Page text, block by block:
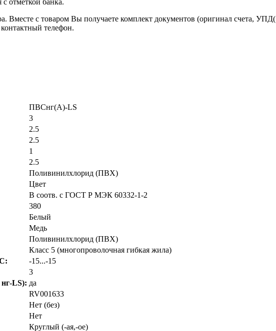
Вместе с товаром Вы получаете комплект документов (оригинал счета,
телефон.
ПВСнг(А)-LS
3
2.5
2.5
1
2.5
Поливинилхлорид (ПВХ)
Цвет
В соотв. с ГОСТ Р МЭК 60332-1-2
380
Белый
Медь
Поливинилхлорид (ПВХ)
Класс 5 (многопроволочная гибкая жила)
-15...-15
3
LS): да
RV001633
Нет (без)
Нет
Круглый (-ая,-ое)